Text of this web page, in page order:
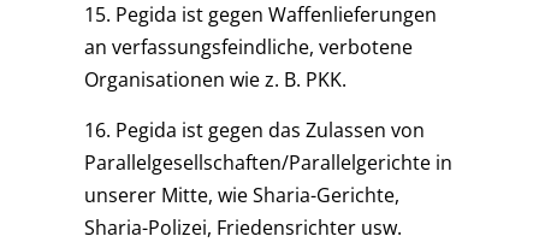
15. Pegida ist gegen Waffenlieferungen
an verfassungsfeindliche, verbotene
Organisationen wie z. B. PKK.
16. Pegida ist gegen das Zulassen von
Parallelgesellschaften/Parallelgerichte in
unserer Mitte, wie Sharia-Gerichte,
Sharia-Polizei, Friedensrichter usw.